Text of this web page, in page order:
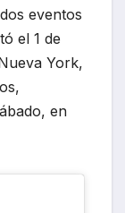
eventos
el 1 de
York,
en